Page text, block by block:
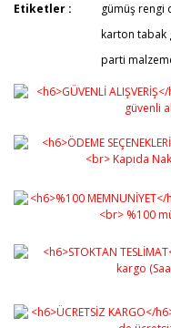
Etiketler :
gümüş rengi
karton tabak
parti